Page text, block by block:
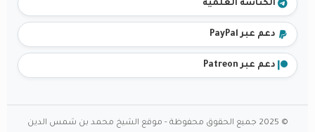
الكناشة العلمية
دعم عبر PayPal
دعم عبر Patreon
© 2025 جميع الحقوق محفوظة - موقع الشيخ محمد بن شمس الدين